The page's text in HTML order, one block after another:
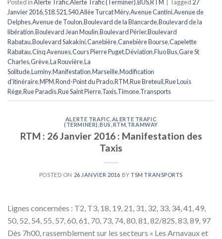
Posted inAlerte Trafic,Alerte Trafic (Terminer),BUS,RTM Tagged 27
Janvier 2016,518,521,540,Allée Turcat Méry,Avenue Cantini,Avenue de
Delphes,Avenue de Toulon,Boulevard de la Blancarde,Boulevard de la
libération,Boulevard Jean Moulin,Boulevard Périer,Boulevard
Rabatau,Boulevard Sakakini,Canebière,Canebière Bourse,Capelette
Rabatau,Cinq Avenues,Cours Pierre Puget,Déviation,Fluo Bus,Gare St
Charles,Grève,La Rouvière,La
Solitude,Luminy,Manifestation,Marseille,Modification
d'itinéraire,MPM,Rond-Point du Prado,RTM,Rue Breteuil,Rue Louis
Rège,Rue Paradis,Rue Saint Pierre,Taxis,Timone,Transports
ALERTE TRAFIC ALERTE TRAFIC
(TERMINER) ,BUS RTM TRAMWAY
RTM : 26 Janvier 2016 : Manifestation des
Taxis
POSTED ON 26 JANVIER 2016 BYTSM TRANSPORTS
Lignes concernées : T2, T3, 18, 19, 21, 31, 32, 33, 34, 41, 49,
50, 52, 54, 55, 57, 60, 61, 70, 73, 74, 80, 81, 82/82S, 83, 89, 97
Dès 7h00, rassemblement sur les secteurs « Les Arnavaux et